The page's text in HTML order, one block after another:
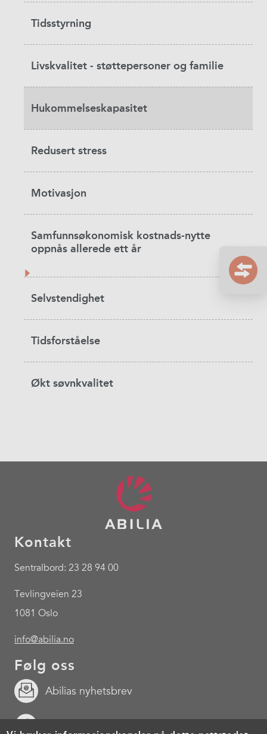
Tidsstyrning
Livskvalitet - støttepersoner og familie
Hukommelseskapasitet
Redusert stress
Motivasjon
Samfunnsøkonomisk kostnads-nytte
oppnås allerede ett år
Selvstendighet
Tidsforståelse
Økt søvnkvalitet
Kontakt
Sentralbord: 23 28 94 00
Tevlingveien 23
1081 Oslo
info@abilia.no
Følg oss
Abilias nyhetsbrev